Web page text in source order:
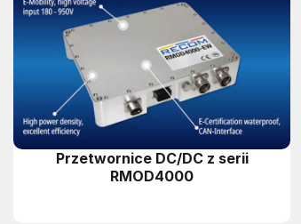
Przetwornice DC/DC z serii
RMOD4000